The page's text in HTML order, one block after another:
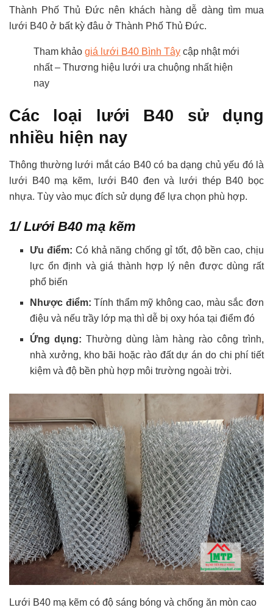
Thành Phố Thủ Đức nên khách hàng dễ dàng tìm mua
lưới B40 ở bất kỳ đâu ở Thành Phố Thủ Đức.
Tham khảo giá lưới B40 Bình Tây cập nhật mới
nhất – Thương hiệu lưới ưa chuộng nhất hiện
nay
Các loại lưới B40 sử dụng
nhiều hiện nay
Thông thường lưới mắt cáo B40 có ba dạng chủ yếu đó là
lưới B40 mạ kẽm, lưới B40 đen và lưới thép B40 bọc
nhựa. Tùy vào mục đích sử dụng để lựa chọn phù hợp.
1/ Lưới B40 mạ kẽm
Ưu điểm: Có khả năng chống gỉ tốt, độ bền cao, chịu
lực ổn định và giá thành hợp lý nên được dùng rất
phổ biến
Nhược điểm: Tính thẩm mỹ không cao, màu sắc đơn
điệu và nếu trầy lớp mạ thì dễ bị oxy hóa tại điểm đó
Ứng dụng: Thường dùng làm hàng rào công trình,
nhà xưởng, kho bãi hoặc rào đất dự án do chi phí tiết
kiệm và độ bền phù hợp môi trường ngoài trời.
Lưới B40 mạ kẽm có độ sáng bóng và chống ăn mòn cao